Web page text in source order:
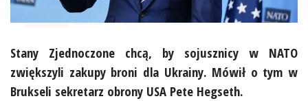
Stany Zjednoczone chcą, by sojusznicy w NATO
zwiększyli zakupy broni dla Ukrainy. Mówił o tym w
Brukseli sekretarz obrony USA Pete Hegseth.